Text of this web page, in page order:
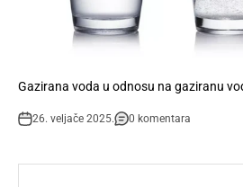
Gazirana voda u odnosu na gaziranu
26. veljače 2025. 0 komentara